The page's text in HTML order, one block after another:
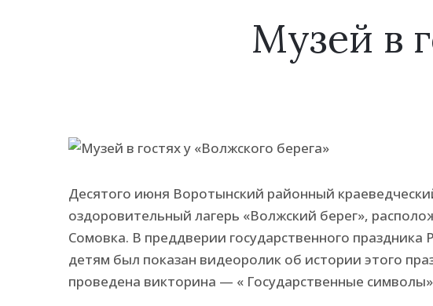
Музей в
Десятого июня Воротынский районный
оздоровительный лагерь «Волжский берег»,
Сомовка. В преддверии государственного
детям был показан видеоролик об истории этого
проведена викторина — « Государственные